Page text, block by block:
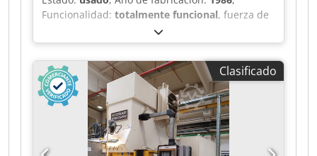
Funcionalidad: totalmente funcional, fuerza de
, longitud total:
total:1.440 mm, altura total:2.800 mm, Sin
precio mínimo: ¡venta garantizada al precio más
alto! DETALLES TÉCNICOS Presión: 150 t Volumen
de aceite: 480 l Carrera de retorno: 30 mm
Distancia de seguridad: 180 mm Chjdjzk A
Ucepfx Aqqea DETALLES DE LA MÁQUINA
Consumo total de energía: 18,5 kW Dimensiones
y peso Dimensiones: 1440 x 1690 x 2800 mm
Clasificado